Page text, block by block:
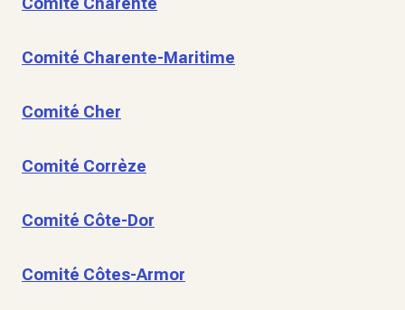
Comité Charente-Maritime
Comité Cher
Comité Corrèze
Comité Côte-Dor
Comité Côtes-Armor